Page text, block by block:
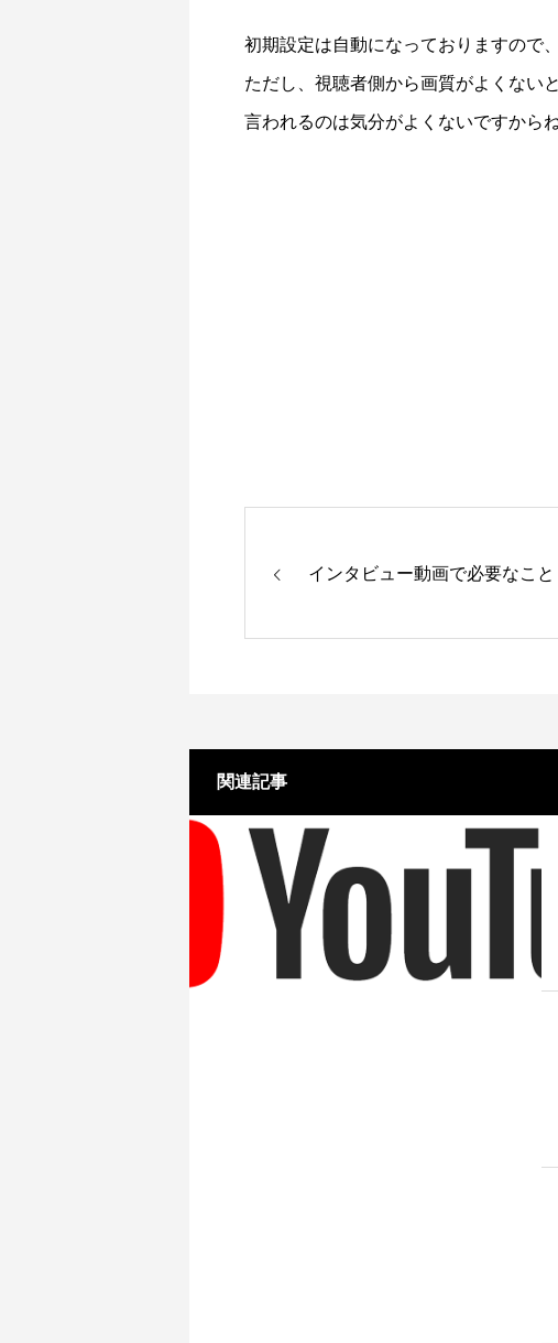
初期設定は自動になっておりますので
ただし、視聴者側から画質がよくない
言われるのは気分がよくないですからね
インタビュー動画で必要なこと
関連記事